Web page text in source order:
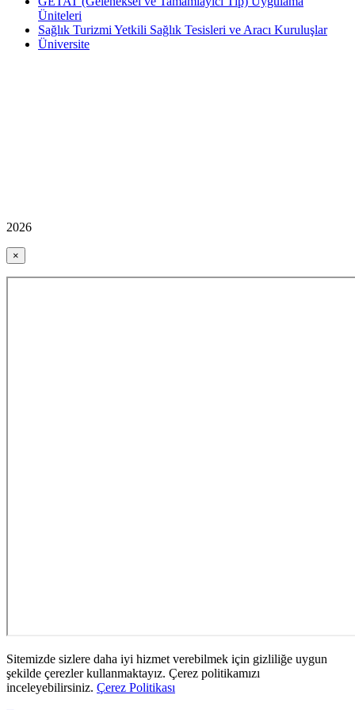
Üniteleri
Sağlık Turizmi Yetkili Sağlık Tesisleri ve Aracı Kuruluşlar
Üniversite
2026
×
Sitemizde sizlere daha iyi hizmet verebilmek için gizliliğe uygun
şekilde çerezler kullanmaktayız. Çerez politikamızı
inceleyebilirsiniz. Çerez Politikası